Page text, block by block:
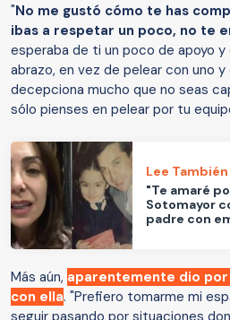
"No me gustó cómo te has
ibas a respetar un poco, no te
esperaba de ti un poco de apoyo
abrazo, en vez de pelear con uno
decepciona mucho que no seas
sólo pienses en pelear por tu
Lee También
"Te amaré
Sotomayor
padre con
Más aún, aparentemente dio
con ella. "Prefiero tomarme mi
seguir pasando por situaciones